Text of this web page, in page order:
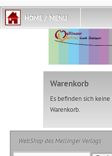
Warenkorb
Es befinden sich
Warenkorb.
WebShop des Mellinger Verlags